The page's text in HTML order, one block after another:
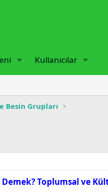
Kullanıcılar
Besin Grupları
Toplumsal ve